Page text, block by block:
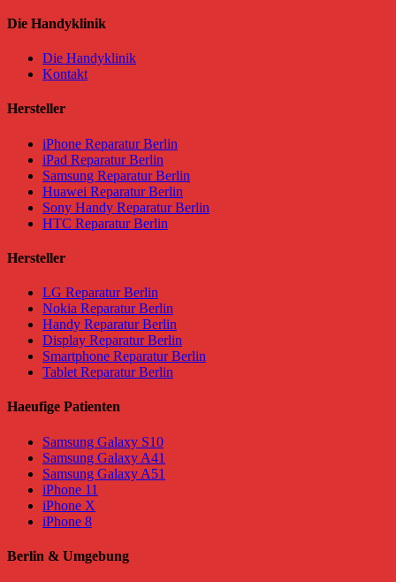
Die Handyklinik
Die Handyklinik
Kontakt
Hersteller
iPhone Reparatur Berlin
iPad Reparatur Berlin
Samsung Reparatur Berlin
Huawei Reparatur Berlin
Sony Handy Reparatur Berlin
HTC Reparatur Berlin
Hersteller
LG Reparatur Berlin
Nokia Reparatur Berlin
Handy Reparatur Berlin
Display Reparatur Berlin
Smartphone Reparatur Berlin
Tablet Reparatur Berlin
Haeufige Patienten
Samsung Galaxy S10
Samsung Galaxy A41
Samsung Galaxy A51
iPhone 11
iPhone X
iPhone 8
Berlin & Umgebung